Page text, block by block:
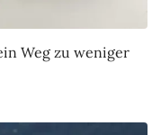
Weg zu weniger